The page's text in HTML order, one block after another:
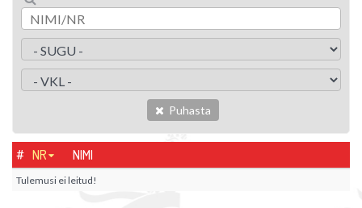
Puhasta
# NR NIMI
Tulemusi ei leitud!